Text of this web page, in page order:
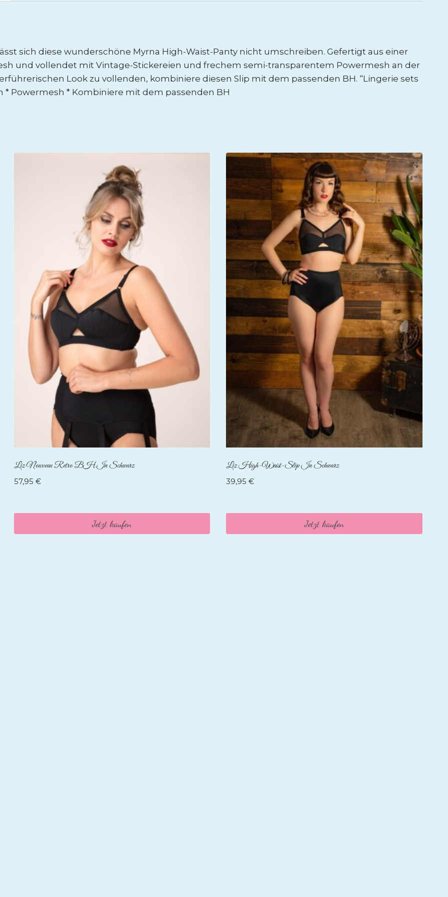
sich diese wunderschöne Myrna High-Waist-Panty nicht umschreiben. Gefertigt aus einer
und vollendet mit Vintage-Stickereien und frechem semi-transparentem Powermesh an der
Look zu vollenden, kombiniere diesen Slip mit dem passenden BH. “Lingerie sets
* Powermesh * Kombiniere mit dem passenden BH
Liz Nouveau Retro BH In Schwarz
57,95 €
Jetzt kaufen
Liz High-Waist-Slip In Schwarz
39,95€
Jetzt kaufen